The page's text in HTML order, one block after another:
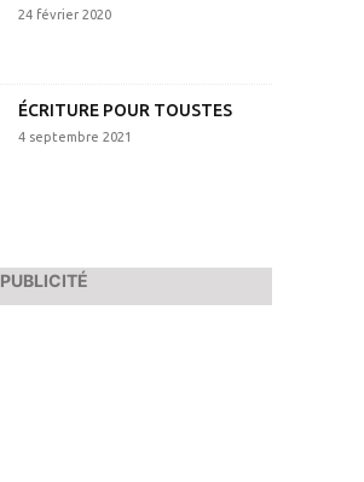
24 février 2020
ÉCRITURE POUR TOUSTES
4 septembre 2021
PUBLICITÉ